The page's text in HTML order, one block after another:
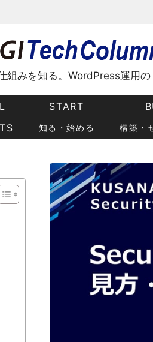
組みを知る。WordPress運用の
START
知る・始める 構築・